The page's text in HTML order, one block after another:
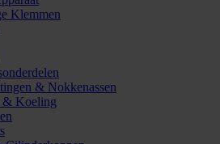
Klemmen
& Nokkenassen
& Koeling